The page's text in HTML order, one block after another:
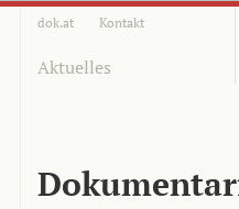
dok.at Kontakt
Aktuelles